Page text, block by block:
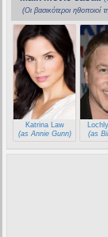
(Οι βασικότεροι ηθοποιοί
Katrina Law
(as Annie Gunn)
(as